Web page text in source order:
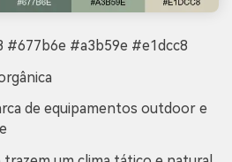
#677b6e #a3b59e #e1dcc8
de equipamentos outdoor e